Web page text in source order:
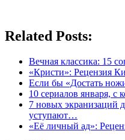
Related Posts:
Вечная классика: 15
«Кристи»: Рецензия
Если бы «Достать
10 сериалов января, с
7 новых экранизаций
уступают…
«Её личный ад»: